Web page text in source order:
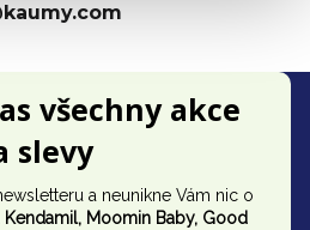
všechny akce
slevy
a neunikne Vám nic o
Kendamil, Moomin Baby, Good